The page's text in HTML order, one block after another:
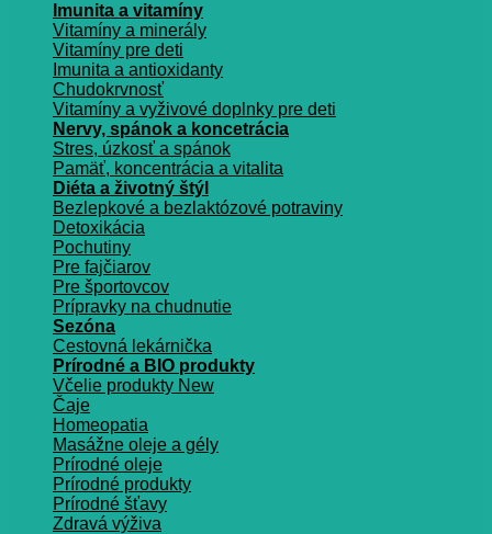
Imunita a vitamíny
Vitamíny a minerály
Vitamíny pre deti
Imunita a antioxidanty
Chudokrvnosť
Vitamíny a vyživové doplnky pre deti
Nervy, spánok a koncetrácia
Stres, úzkosť a spánok
Pamäť, koncentrácia a vitalita
Diéta a životný štýl
Bezlepkové a bezlaktózové potraviny
Detoxikácia
Pochutiny
Pre fajčiarov
Pre športovcov
Prípravky na chudnutie
Sezóna
Cestovná lekárnička
Prírodné a BIO produkty
Včelie produkty
Čaje
Homeopatia
Masážne oleje a gély
Prírodné oleje
Prírodné produkty
Prírodné šťavy
Zdravá výživa